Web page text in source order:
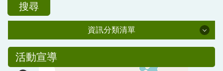
搜尋
資訊分類清單
公務專區
活動宣導